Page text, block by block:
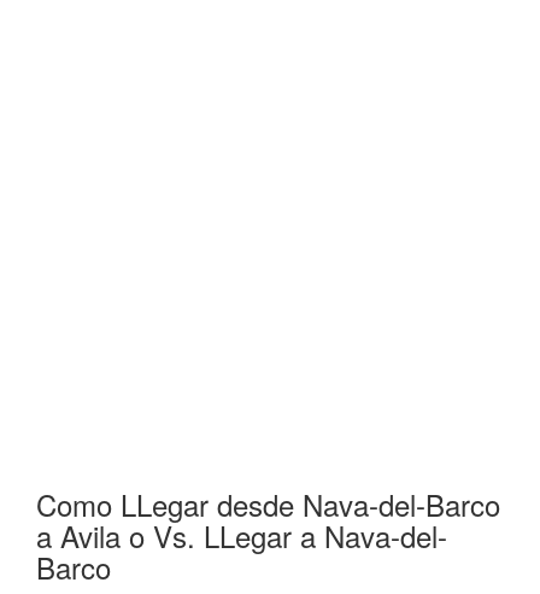
Como LLegar desde Nava-del-Barco
a Avila o Vs. LLegar a Nava-del-
Barco